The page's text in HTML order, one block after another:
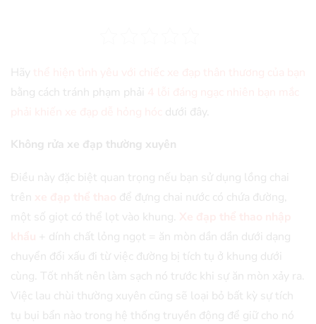
Hãy
bằng cách tránh phạm phải
dưới đây.
Không rửa xe đạp thường xuyên
Điều này đặc biệt quan trọng nếu bạn sử dụng lồng chai
trên
để đựng chai nước có chứa đường,
một số giọt có thể lọt vào khung.
+ dính chất lỏng ngọt = ăn mòn dần dần dưới dạng
chuyển đổi xấu đi từ việc đường bị tích tụ ở khung dưới
cùng. Tốt nhất nên làm sạch nó trước khi sự ăn mòn xảy ra.
Việc lau chùi thường xuyên cũng sẽ loại bỏ bất kỳ sự tích
tụ bụi bẩn nào trong hệ thống truyền động để giữ cho nó